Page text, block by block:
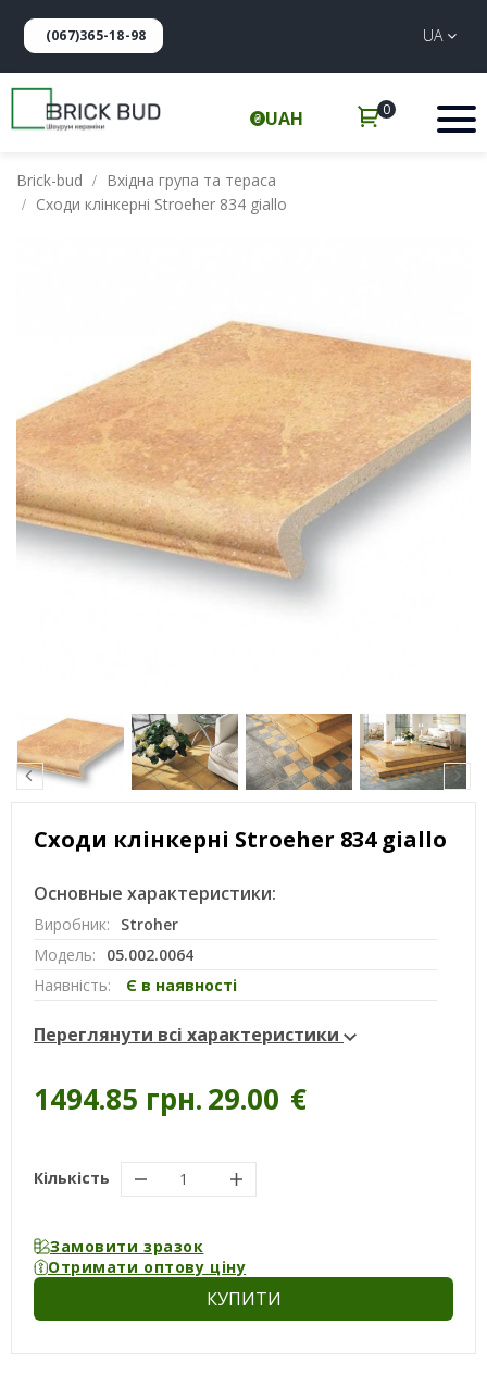
(067)365-18-98 UA
UAH 0
Brick-bud
Вхідна група та тераса
Сходи клінкерні Stroeher 834 giallo
Сходи клінкерні Stroeher 834 giallo
Основные характеристики:
Виробник:
Stroher
Модель:
05.002.0064
Наявність:
Є в наявності
Переглянути всі характеристики
1494.85 грн.29.00 €
Кількість
Замовити зразок
Отримати оптову ціну
КУПИТИ